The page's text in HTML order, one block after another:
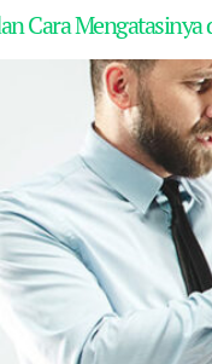
Cara Mengatasinya